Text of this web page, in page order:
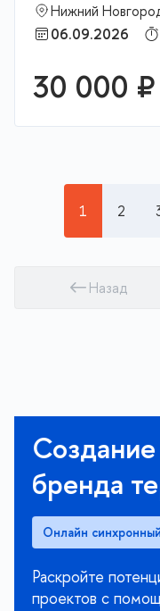
Нижний
06.09.2026
30 000 ₽
Назад
1 2
Создание
бренда
Онлайн синхронный
Раскройте
проектов с